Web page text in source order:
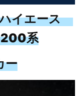
イエース
200系
ー